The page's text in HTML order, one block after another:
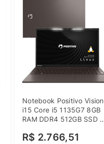
Notebook Positivo Vision
i15 Core i5 1135G7 8GB
RAM DDR4 512GB SSD
R$ 2.766,51